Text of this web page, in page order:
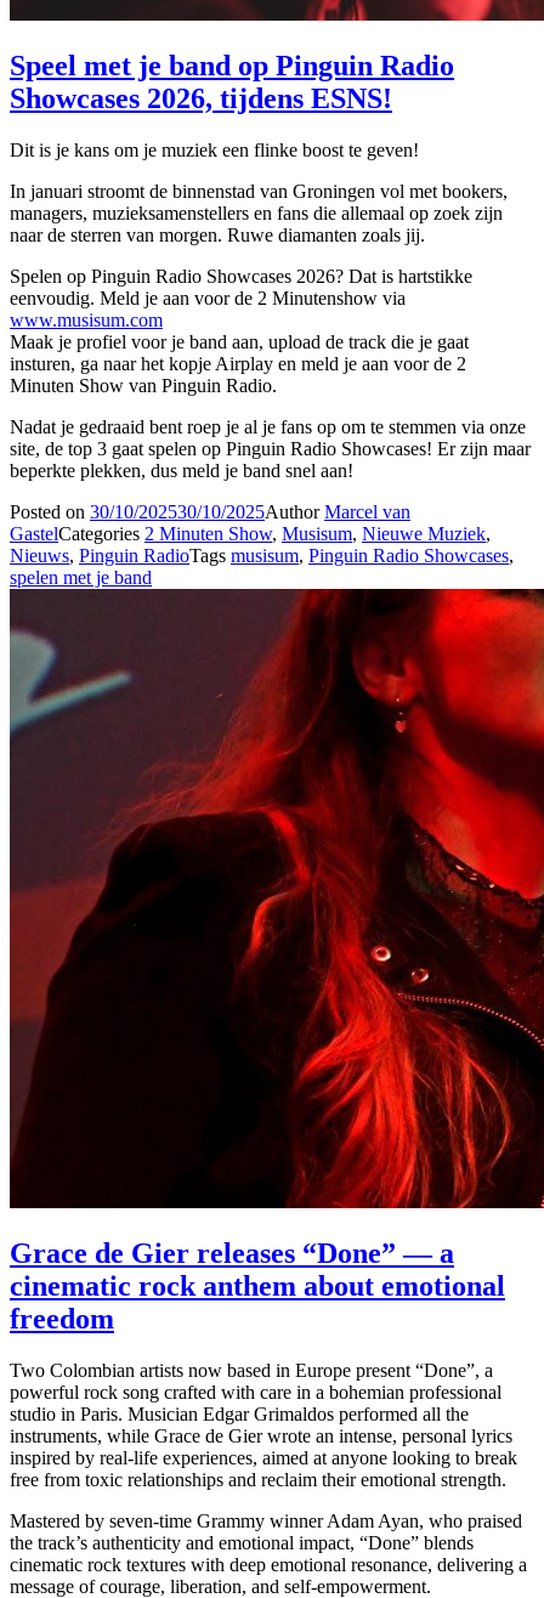
Speel met je band op Pinguin Radio
Showcases 2026, tijdens ESNS!
Dit is je kans om je muziek een flinke boost te geven!
In januari stroomt de binnenstad van Groningen vol met bookers,
managers, muzieksamenstellers en fans die allemaal op zoek zijn
naar de sterren van morgen. Ruwe diamanten zoals jij.
Spelen op Pinguin Radio Showcases 2026? Dat is hartstikke
eenvoudig. Meld je aan voor de 2 Minutenshow via
www.musisum.com
Maak je profiel voor je band aan, upload de track die je gaat
insturen, ga naar het kopje Airplay en meld je aan voor de 2
Minuten Show van Pinguin Radio.
Nadat je gedraaid bent roep je al je fans op om te stemmen via onze
site, de top 3 gaat spelen op Pinguin Radio Showcases! Er zijn maar
beperkte plekken, dus meld je band snel aan!
Posted on 30/10/202530/10/2025AuthorMarcel van
GastelCategories 2 Minuten Show, Musisum, Nieuwe Muziek,
Nieuws, Pinguin RadioTags musisum, Pinguin Radio Showcases,
spelen met je band
Grace de Gier releases “Done” — a
cinematic rock anthem about emotional
freedom
Two Colombian artists now based in Europe present “Done”, a
powerful rock song crafted with care in a bohemian professional
studio in Paris. Musician Edgar Grimaldos performed all the
instruments, while Grace de Gier wrote an intense, personal lyrics
inspired by real-life experiences, aimed at anyone looking to break
free from toxic relationships and reclaim their emotional strength.
Mastered by seven-time Grammy winner Adam Ayan, who praised
the track’s authenticity and emotional impact, “Done” blends
cinematic rock textures with deep emotional resonance, delivering a
message of courage, liberation, and self-empowerment.